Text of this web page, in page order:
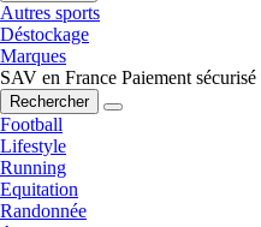
Autres sports
Déstockage
Marques
SAV en France Paiement sécurisé
Rechercher
Football
Lifestyle
Running
Equitation
Randonnée